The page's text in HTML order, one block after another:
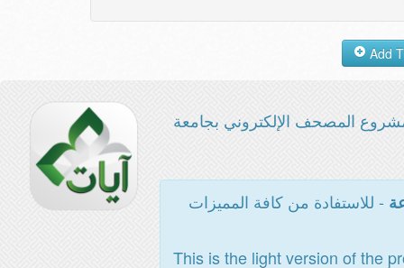
المصحف الإلكتروني بجامعة
- للاستفادة من كافة المميزات
This is the light version of the